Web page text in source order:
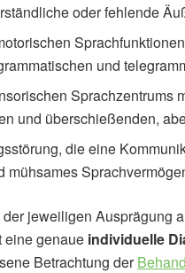
oder fehlende
und
Sprachzentrums
und überschießenden,
die eine
jeweiligen Ausprägung
eine genaue individuelle
Betrachtung der